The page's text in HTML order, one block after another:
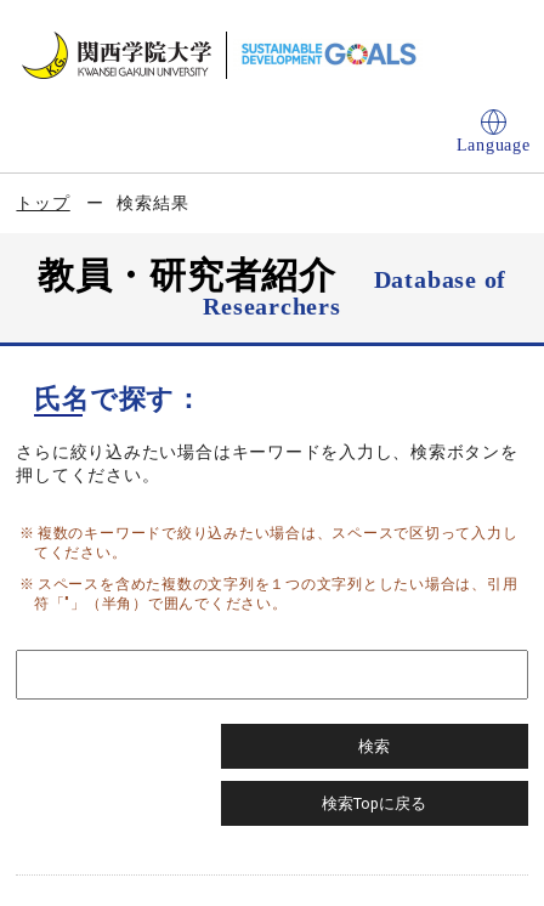
Language
トップ 検索結果
教員・研究者紹介
Database of
Researchers
氏名で探す：
さらに絞り込みたい場合はキーワードを入力し、検索ボタンを
押してください。
複数のキーワードで絞り込みたい場合は、スペースで区切って入力し
てください。
スペースを含めた複数の文字列を１つの文字列としたい場合は、引用
符「"」（半角）で囲んでください。